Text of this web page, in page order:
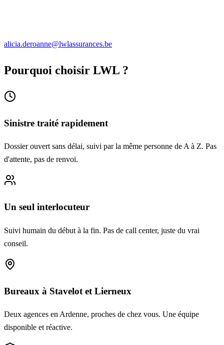
alicia.deroanne@lwlassurances.be
Pourquoi choisir LWL ?
Sinistre traité rapidement
Dossier ouvert sans délai, suivi par la même personne de A à Z. Pas
d'attente, pas de renvoi.
Un seul interlocuteur
Suivi humain du début à la fin. Pas de call center, juste du vrai
conseil.
Bureaux à Stavelot et Lierneux
Deux agences en Ardenne, proches de chez vous. Une équipe
disponible et réactive.